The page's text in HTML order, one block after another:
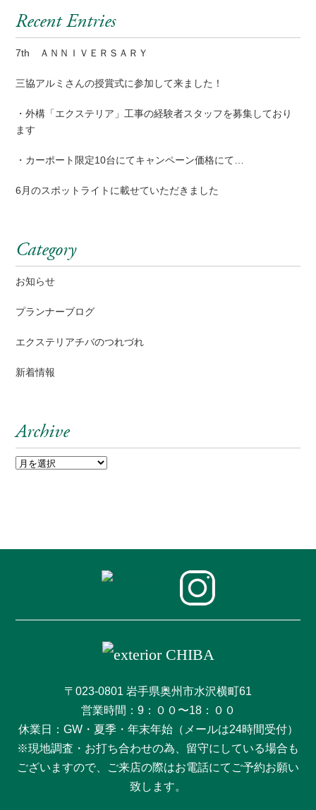
Recent Entries
7th ＡＮＮＩＶＥＲＳＡＲＹ
三協アルミさんの授賞式に参加して来ました！
・外構「エクステリア」工事の経験者スタッフを募集しており
ます
・カーポート限定10台にてキャンペーン価格にて…
6月のスポットライトに載せていただきました
Category
お知らせ
プランナーブログ
エクステリアチバのつれづれ
新着情報
Archive
〒023-0801 岩手県奥州市水沢横町61
営業時間：9：００〜18：００
休業日：GW・夏季・年末年始（メールは24時間受付）
※現地調査・お打ち合わせの為、留守にしている場合も
ございますので、ご来店の際はお電話にてご予約お願い
致します。